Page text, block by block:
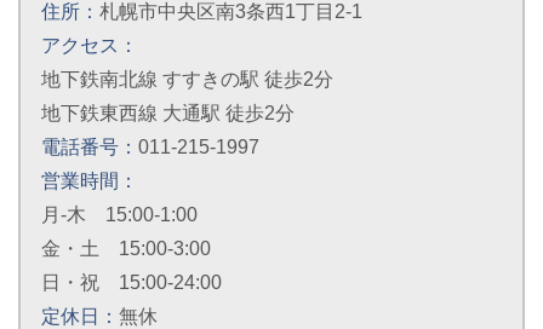
住所： 札幌市中央区南3条西1丁目2-1
アクセス：
地下鉄南北線 すすきの駅 徒歩2分
地下鉄東西線 大通駅 徒歩2分
電話番号： 011-215-1997
営業時間：
月-木 15:00-1:00
金・土 15:00-3:00
日・祝 15:00-24:00
定休日： 無休